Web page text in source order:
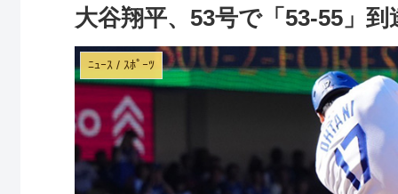
大谷翔平、53号で「53-55」到
ﾆｭｰｽ / ｽﾎﾟｰﾂ